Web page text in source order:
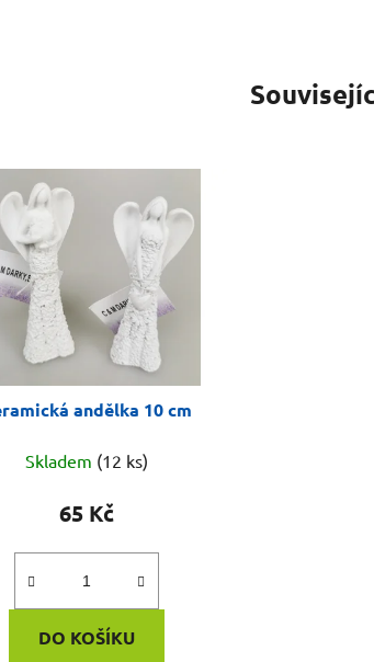
andělka 10 cm
Skladem (12 ks)
65 Kč
DO KOŠÍKU